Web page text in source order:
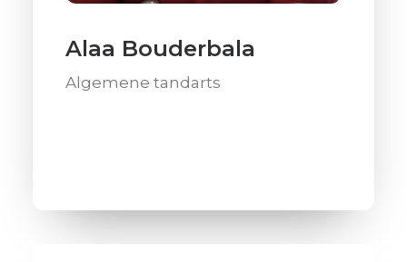
Alaa Bouderbala
Algemene tandarts